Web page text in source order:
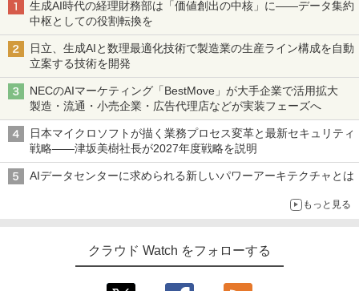
生成AI時代の経理財務部は「価値創出の中核」に――データ集約
中枢としての役割転換を
日立、生成AIと数理最適化技術で製造業の生産ライン構成を自動
立案する技術を開発
NECのAIマーケティング「BestMove」が大手企業で活用拡大
製造・流通・小売企業・広告代理店などが実装フェーズへ
日本マイクロソフトが描く業務プロセス変革と最新セキュリティ
戦略――津坂美樹社長が2027年度戦略を説明
AIデータセンターに求められる新しいパワーアーキテクチャとは
もっと見る
クラウド Watch をフォローする